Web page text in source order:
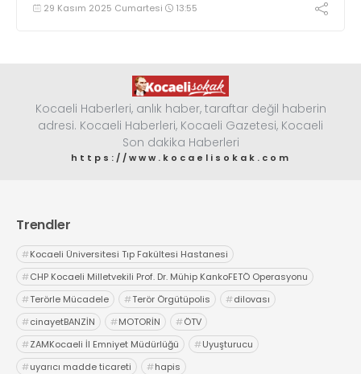
29 Kasım 2025 Cumartesi 13:55
Kocaeli Haberleri, anlık haber, taraftar değil haberin
adresi. Kocaeli Haberleri, Kocaeli Gazetesi, Kocaeli
Son dakika Haberleri
https://www.kocaelisokak.com
Trendler
#Kocaeli Üniversitesi Tıp Fakültesi Hastanesi
#CHP Kocaeli Milletvekili Prof. Dr. Mühip KankoFETÖ Operasyonu
#Terörle Mücadele #Terör Örgütüpolis #dilovası
#cinayetBANZİN #MOTORİN #ÖTV
#ZAMKocaeli İl Emniyet Müdürlüğü #Uyuşturucu
#uyarıcı madde ticareti #hapis